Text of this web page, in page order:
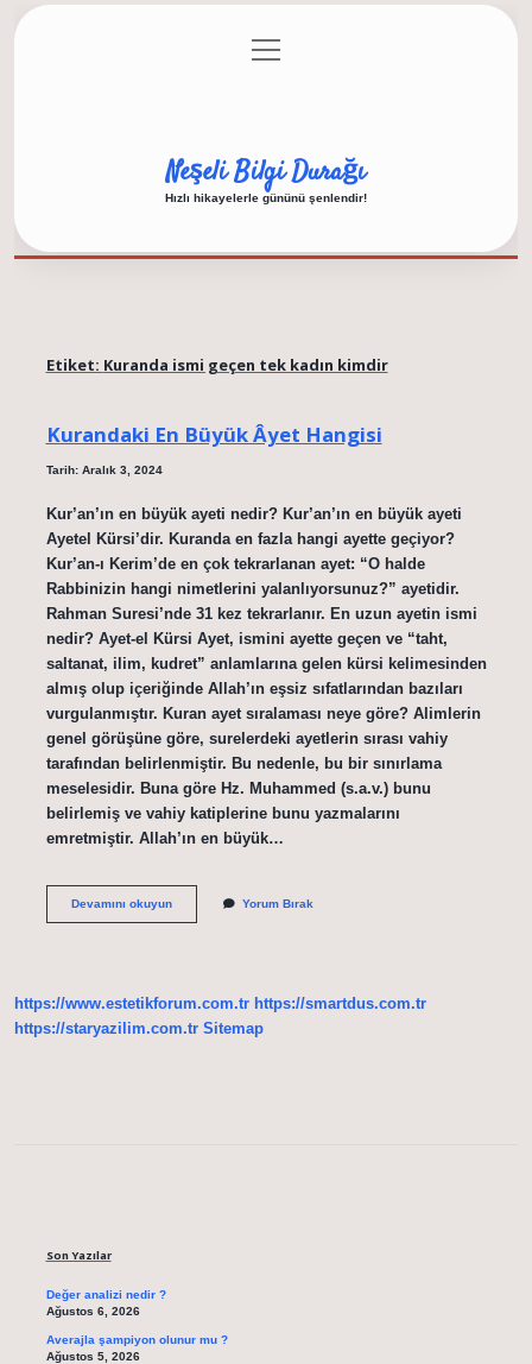
Gizlilik Politikası
menüyü
aç
Neşeli Bilgi Durağı
Hızlı hikayelerle gününü şenlendir!
Etiket: Kuranda ismi geçen tek kadın kimdir
Kurandaki En Büyük Âyet Hangisi
Tarih: Aralık 3, 2024
Kur’an’ın en büyük ayeti nedir? Kur’an’ın en büyük ayeti
Ayetel Kürsi’dir. Kuranda en fazla hangi ayette geçiyor?
Kur’an-ı Kerim’de en çok tekrarlanan ayet: “O halde
Rabbinizin hangi nimetlerini yalanlıyorsunuz?” ayetidir.
Rahman Suresi’nde 31 kez tekrarlanır. En uzun ayetin ismi
nedir? Ayet-el Kürsi Ayet, ismini ayette geçen ve “taht,
saltanat, ilim, kudret” anlamlarına gelen kürsi kelimesinden
almış olup içeriğinde Allah’ın eşsiz sıfatlarından bazıları
vurgulanmıştır. Kuran ayet sıralaması neye göre? Alimlerin
genel görüşüne göre, surelerdeki ayetlerin sırası vahiy
tarafından belirlenmiştir. Bu nedenle, bu bir sınırlama
meselesidir. Buna göre Hz. Muhammed (s.a.v.) bunu
belirlemiş ve vahiy katiplerine bunu yazmalarını
emretmiştir. Allah’ın en büyük…
Devamını okuyunKurandaki
Yorum Bırak
https://www.estetikforum.com.tr https://smartdus.com.tr
https://staryazilim.com.tr Sitemap
Son Yazılar
Değer analizi nedir ?
Ağustos 6, 2026
Averajla şampiyon olunur mu ?
Ağustos 5, 2026